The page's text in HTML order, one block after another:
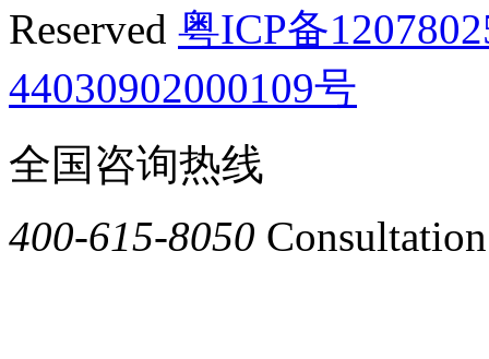
Reserved 粤ICP备
44030902000109号
全国咨询热线
400-615-8050